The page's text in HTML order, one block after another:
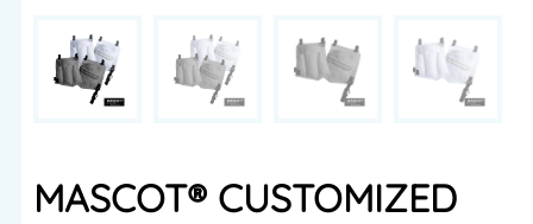
MASCOT® CUSTOMIZED